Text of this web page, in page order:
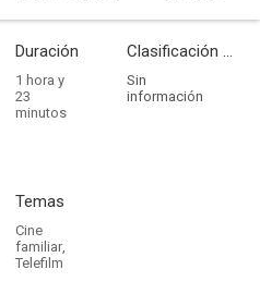
Duración
1 hora y
23
minutos
Clasificación por edades
Sin
información
Temas
Cine
familiar,
Telefilm